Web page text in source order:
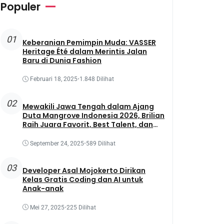
Populer
01
Keberanian Pemimpin Muda: VASSER
Heritage Été dalam Merintis Jalan
Baru di Dunia Fashion
Februari 18, 2025•1.848 Dilihat
02
Mewakili Jawa Tengah dalam Ajang
Duta Mangrove Indonesia 2026, Brilian
Raih Juara Favorit, Best Talent, dan
September 24, 2025•589 Dilihat
03
Developer Asal Mojokerto Dirikan
Kelas Gratis Coding dan AI untuk
Anak-anak
Mei 27, 2025•225 Dilihat